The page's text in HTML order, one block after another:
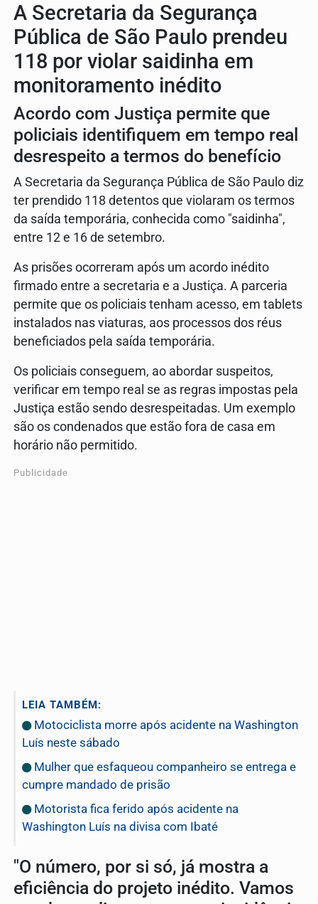
A Secretaria da Segurança
Pública de São Paulo prendeu
118 por violar saidinha em
monitoramento inédito
Acordo com Justiça permite que
policiais identifiquem em tempo real
desrespeito a termos do benefício
A Secretaria da Segurança Pública de São Paulo diz
ter prendido 118 detentos que violaram os termos
da saída temporária, conhecida como "saidinha",
entre 12 e 16 de setembro.
As prisões ocorreram após um acordo inédito
firmado entre a secretaria e a Justiça. A parceria
permite que os policiais tenham acesso, em tablets
instalados nas viaturas, aos processos dos réus
beneficiados pela saída temporária.
Os policiais conseguem, ao abordar suspeitos,
verificar em tempo real se as regras impostas pela
Justiça estão sendo desrespeitadas. Um exemplo
são os condenados que estão fora de casa em
horário não permitido.
Publicidade
LEIA TAMBÉM:
Motociclista morre após acidente na Washington
Luís neste sábado
Mulher que esfaqueou companheiro se entrega e
cumpre mandado de prisão
Motorista fica ferido após acidente na
Washington Luís na divisa com Ibaté
"O número, por si só, já mostra a
eficiência do projeto inédito. Vamos